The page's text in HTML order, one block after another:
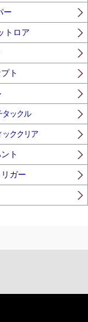
ー
トロア
ト
タックル
ッククリア
ト
ガー